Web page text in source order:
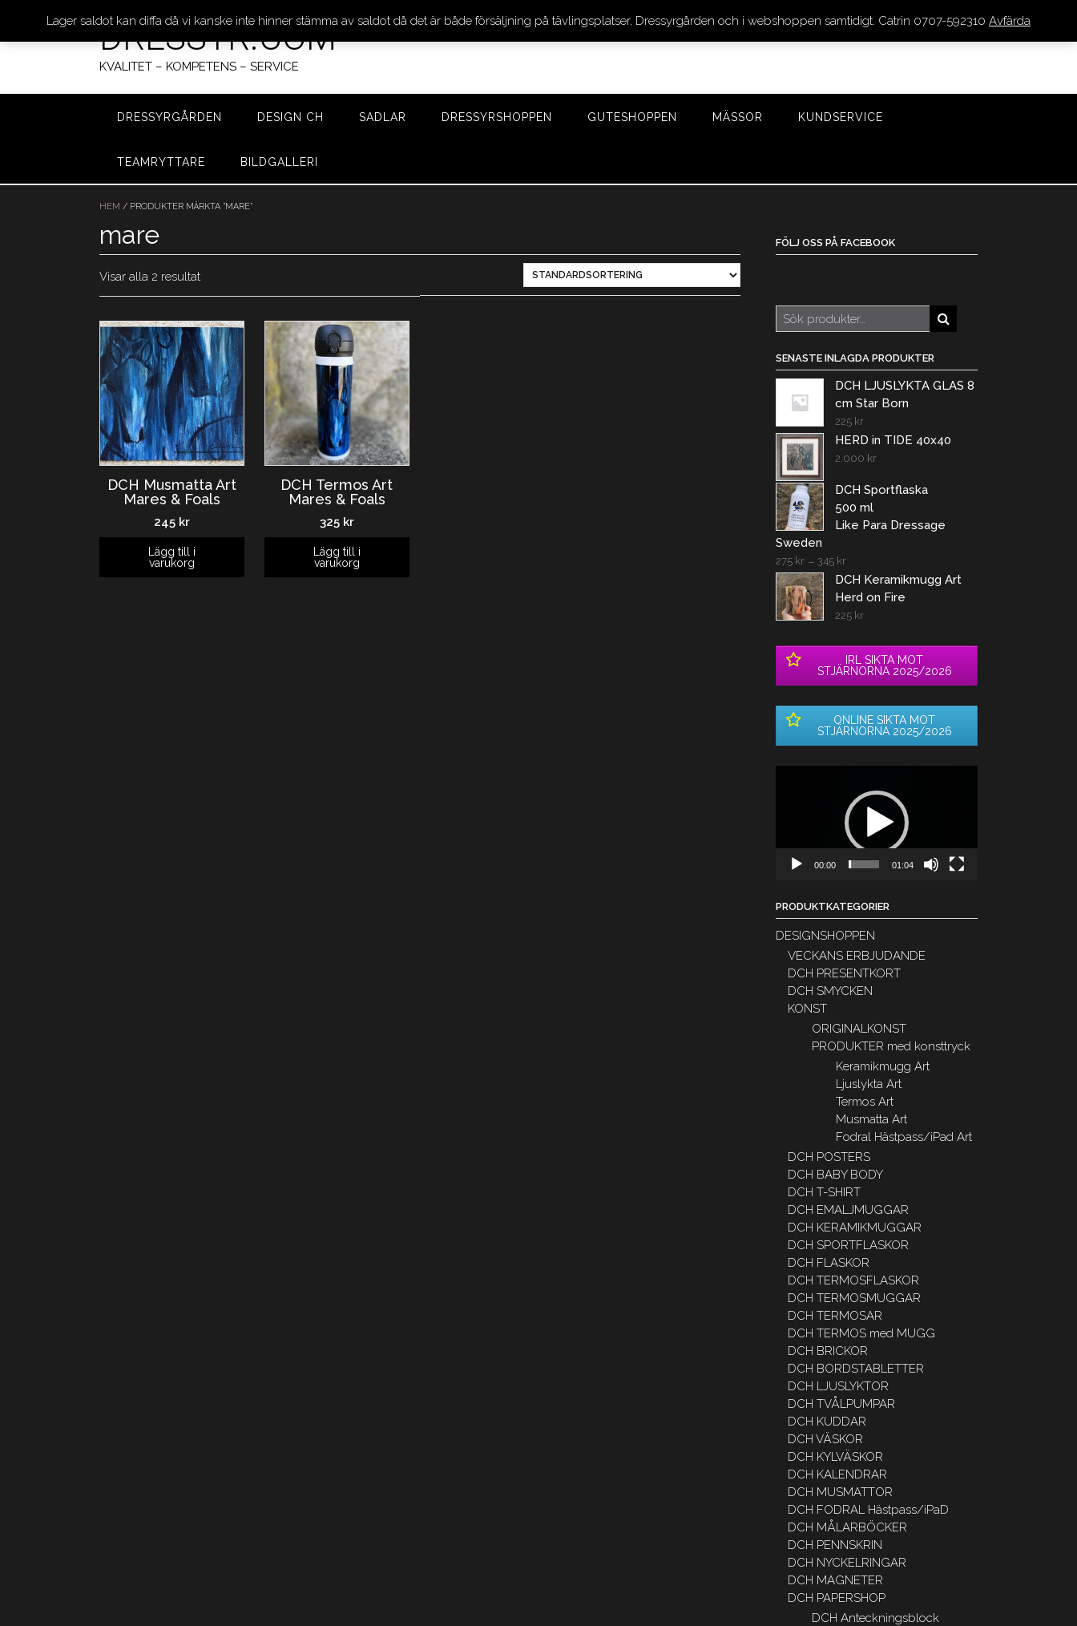
Hoppa
DRESSYR.COM
KVALITET – KOMPETENS – SERVICE
DRESSYRGÅRDEN DESIGN CH SADLAR DRESSYRSHOPPEN GUTESHOPPEN MÄSSOR KUNDSERVICE
TEAMRYTTARE BILDGALLERI
HEM / PRODUKTER MÄRKTA ”MARE”
mare
Visar alla 2 resultat
DCH Musmatta Art
Mares & Foals
245 kr
Lägg till i
varukorg
DCH Termos Art
Mares & Foals
325 kr
Lägg till i
varukorg
FÖLJ OSS PÅ FACEBOOK
Sök
efter:
SENASTE INLAGDA PRODUKTER
DCH LJUSLYKTA GLAS 8
cm Star Born
225 kr
HERD in TIDE 40x40
2.000 kr
DCH Sportflaska
500 ml
Like Para Dressage
Sweden
275 kr– 345 kr
DCH Keramikmugg Art
Herd on Fire
225 kr
IRL SIKTA MOT
STJÄRNORNA 2025/2026
ONLINE SIKTA MOT
STJÄRNORNA 2025/2026
00:00 01:04
PRODUKTKATEGORIER
DESIGNSHOPPEN
VECKANS ERBJUDANDE
DCH PRESENTKORT
DCH SMYCKEN
KONST
ORIGINALKONST
PRODUKTER med konsttryck
Keramikmugg Art
Ljuslykta Art
Termos Art
Musmatta Art
Fodral Hästpass/iPad Art
DCH POSTERS
DCH BABY BODY
DCH T-SHIRT
DCH EMALJMUGGAR
DCH KERAMIKMUGGAR
DCH SPORTFLASKOR
DCH FLASKOR
DCH TERMOSFLASKOR
DCH TERMOSMUGGAR
DCH TERMOSAR
DCH TERMOS med MUGG
DCH BRICKOR
DCH BORDSTABLETTER
DCH LJUSLYKTOR
DCH TVÅLPUMPAR
DCH KUDDAR
DCH VÄSKOR
DCH KYLVÄSKOR
DCH KALENDRAR
DCH MUSMATTOR
DCH FODRAL Hästpass/iPaD
DCH MÅLARBÖCKER
DCH PENNSKRIN
DCH NYCKELRINGAR
DCH MAGNETER
DCH PAPERSHOP
DCH Anteckningsblock
Lager saldot kan diffa då vi kanske inte hinner stämma av saldot då det är både försäljning på tävlingsplatser, Dressyrgården och i webshoppen samtidigt. Catrin 0707-592310 Avfärda